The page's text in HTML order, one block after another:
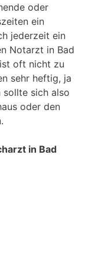
oder
ein
jederzeit ein
Notarzt in Bad
oft nicht zu
sehr heftig, ja
sollte sich also
oder den
in Bad